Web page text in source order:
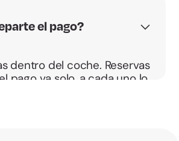
el pago?
dentro del coche. Reservas
pago va solo, a cada uno lo